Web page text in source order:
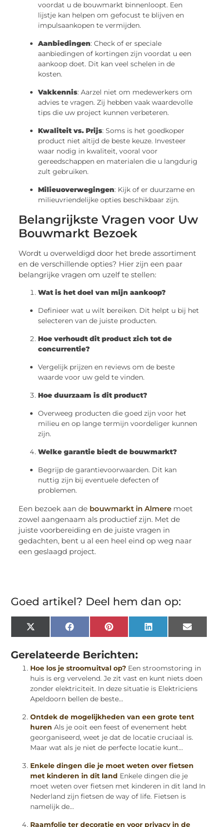
voordat u de bouwmarkt binnenloopt. Een
lijstje kan helpen om gefocust te blijven en
impulsaankopen te vermijden.
Aanbiedingen: Check of er speciale
aanbiedingen of kortingen zijn voordat u een
aankoop doet. Dit kan veel schelen in de
kosten.
Vakkennis: Aarzel niet om medewerkers om
advies te vragen. Zij hebben vaak waardevolle
tips die uw project kunnen verbeteren.
Kwaliteit vs. Prijs: Soms is het goedkoper
product niet altijd de beste keuze. Investeer
waar nodig in kwaliteit, vooral voor
gereedschappen en materialen die u langdurig
zult gebruiken.
Milieuoverwegingen: Kijk of er duurzame en
milieuvriendelijke opties beschikbaar zijn.
Belangrijkste Vragen voor Uw
Bouwmarkt Bezoek
Wordt u overweldigd door het brede assortiment
en de verschillende opties? Hier zijn een paar
belangrijke vragen om uzelf te stellen:
Wat is het doel van mijn aankoop?
Definieer wat u wilt bereiken. Dit helpt u bij het
selecteren van de juiste producten.
Hoe verhoudt dit product zich tot de
concurrentie?
Vergelijk prijzen en reviews om de beste
waarde voor uw geld te vinden.
Hoe duurzaam is dit product?
Overweeg producten die goed zijn voor het
milieu en op lange termijn voordeliger kunnen
zijn.
Welke garantie biedt de bouwmarkt?
Begrijp de garantievoorwaarden. Dit kan
nuttig zijn bij eventuele defecten of
problemen.
Een bezoek aan de bouwmarkt in Almere moet
zowel aangenaam als productief zijn. Met de
juiste voorbereiding en de juiste vragen in
gedachten, bent u al een heel eind op weg naar
een geslaagd project.
Goed artikel? Deel hem dan op:
X
(Twitter)
FacebookPinterestLinkedInEmail
Gerelateerde Berichten:
Hoe los je stroomuitval op? Een stroomstoring in
huis is erg vervelend. Je zit vast en kunt niets doen
zonder elektriciteit. In deze situatie is Elektriciens
Apeldoorn bellen de beste...
Ontdek de mogelijkheden van een grote tent
huren Als je ooit een feest of evenement hebt
georganiseerd, weet je dat de locatie cruciaal is.
Maar wat als je niet de perfecte locatie kunt...
Enkele dingen die je moet weten over fietsen
met kinderen in dit land Enkele dingen die je
moet weten over fietsen met kinderen in dit land In
Nederland zijn fietsen de way of life. Fietsen is
namelijk de...
Raamfolie ter decoratie en voor privacy in de